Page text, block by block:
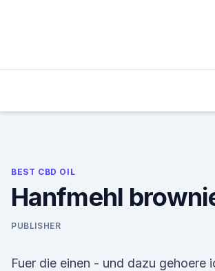
BEST CBD OIL
Hanfmehl
PUBLISHER
Fuer die einen - und dazu gehoere